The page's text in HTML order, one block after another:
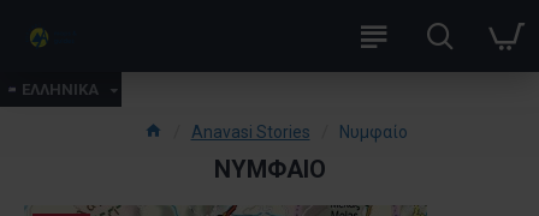
ΕΛΛΗΝΙΚΑ
Anavasi Stories Νυμφαίο
ΝΥΜΦΑΊΟ